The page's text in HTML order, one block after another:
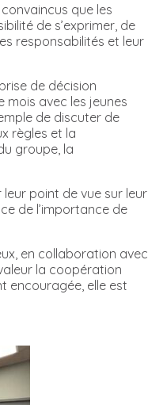
que les
de s’exprimer, de
responsabilités et leur
de décision
avec les jeunes
de discuter de
règles et la
groupe, la
point de vue sur leur
de l’importance de
en collaboration avec
la coopération
encouragée, elle est